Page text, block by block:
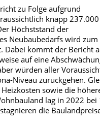
zu Folge aufgrund
knapp 237.000
Höchststand der
Neubaubedarfs wird zum
Dabei kommt der Bericht
auf eine
würden aller
Niveau zurückgehen.
sowie die
lag in 2022 bei
die